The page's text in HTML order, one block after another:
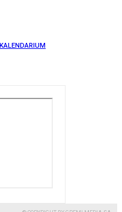
KALENDARIUM